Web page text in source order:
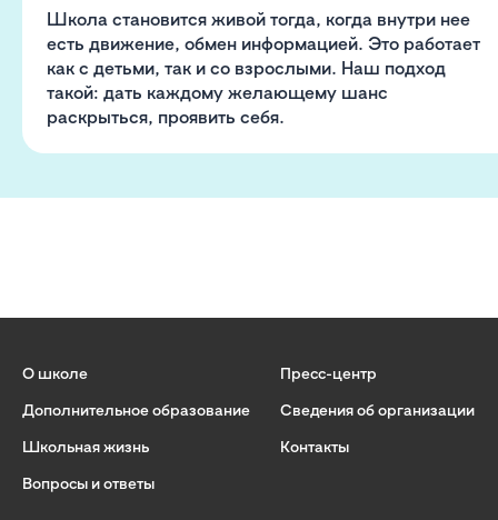
Школа становится живой тогда, когда внутри нее
есть движение, обмен информацией. Это работает
как с детьми, так и со взрослыми. Наш подход
такой: дать каждому желающему шанс
раскрыться, проявить себя.
О школе
Дополнительное образование
Школьная жизнь
Вопросы и ответы
Пресс-центр
Сведения об организации
Контакты